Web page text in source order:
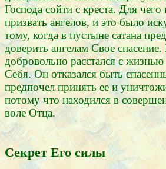
Господа сойти с креста. Для
призвать ангелов, и это было
тому, когда в пустыне сатана
доверить ангелам Свое
добровольно расстался с
Себя. Он отказался быть
предпочел принять ее и
потому что находился в
воле Отца.
Секрет Его силы